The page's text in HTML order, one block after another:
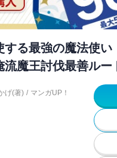
する最強の魔法使
流魔王討伐最善ルー
げ(著) / マンガUP！